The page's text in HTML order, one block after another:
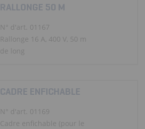
RALLONGE 50 M
N° d'art. 01167
Rallonge 16 A, 400 V, 50 m
de long
CADRE ENFICHABLE
N° d'art. 01169
Cadre enfichable (pour le